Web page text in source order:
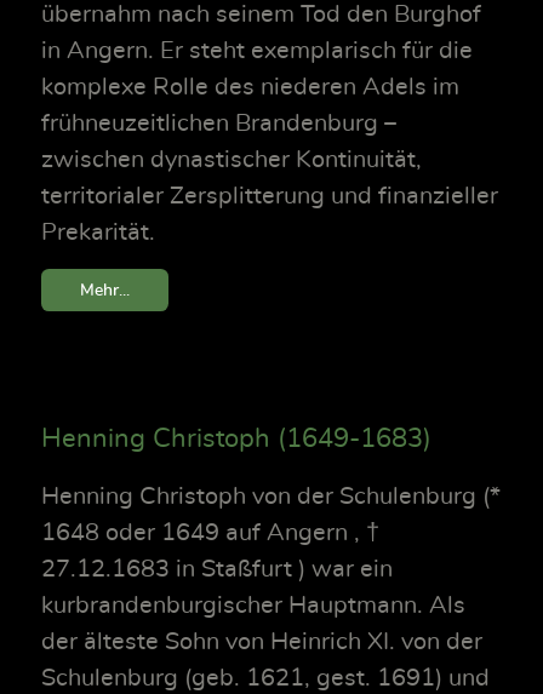
übernahm nach seinem Tod den Burghof
in Angern. Er steht exemplarisch für die
komplexe Rolle des niederen Adels im
frühneuzeitlichen Brandenburg –
zwischen dynastischer Kontinuität,
territorialer Zersplitterung und finanzieller
Prekarität.
Mehr...
Henning Christoph (1649-1683)
Henning Christoph von der Schulenburg (*
1648 oder 1649 auf Angern , †
27.12.1683 in Staßfurt ) war ein
kurbrandenburgischer Hauptmann. Als
der älteste Sohn von Heinrich XI. von der
Schulenburg (geb. 1621, gest. 1691) und